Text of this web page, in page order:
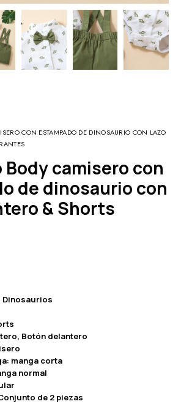
CON ESTAMPADO DE DINOSAURIO CON LAZO
de dinosaurio con
& Shorts
Dinosaurios
Botón delantero
manga corta
normal
de 2 piezas